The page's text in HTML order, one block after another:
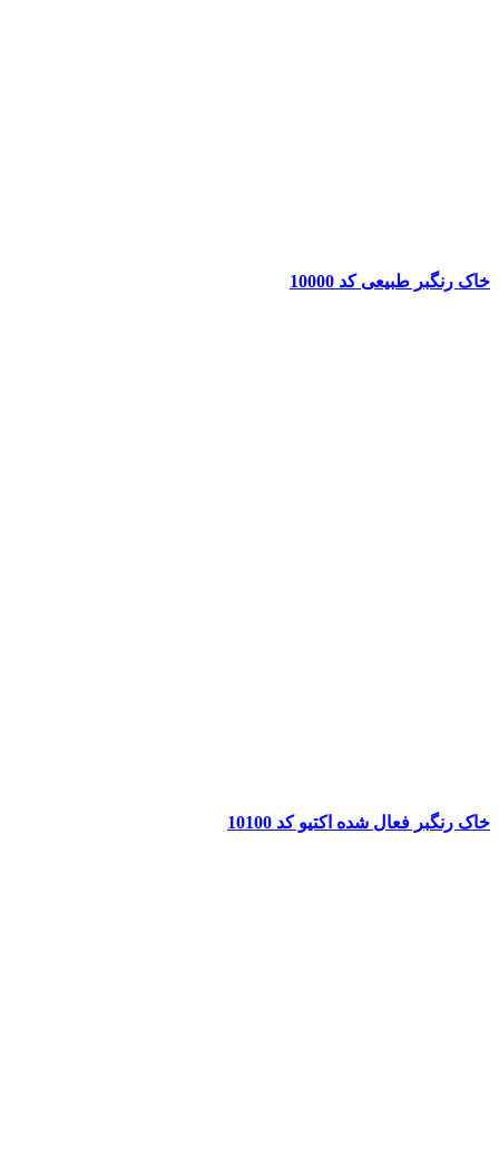
خاک رنگبر طبیعی کد 10000
خاک رنگبر فعال شده اکتیو کد 10100